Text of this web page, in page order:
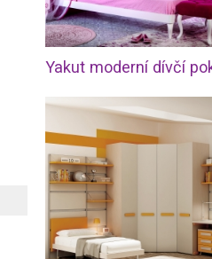
Yakut moderní dívčí